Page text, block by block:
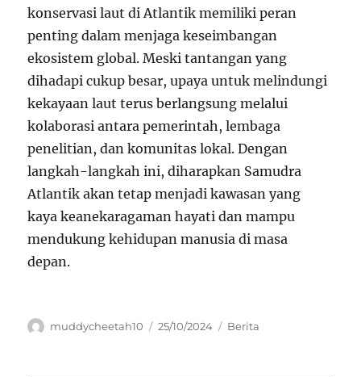
konservasi laut di Atlantik memiliki peran
penting dalam menjaga keseimbangan
ekosistem global. Meski tantangan yang
dihadapi cukup besar, upaya untuk melindungi
kekayaan laut terus berlangsung melalui
kolaborasi antara pemerintah, lembaga
penelitian, dan komunitas lokal. Dengan
langkah-langkah ini, diharapkan Samudra
Atlantik akan tetap menjadi kawasan yang
kaya keanekaragaman hayati dan mampu
mendukung kehidupan manusia di masa
depan.
Author
muddycheetah10
Posted
25/10/2024 Categories
Berita